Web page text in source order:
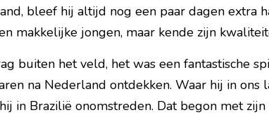
bleef hij altijd nog een paar dagen extra
makkelijke jongen, maar kende zijn
buiten het veld, het was een fantastische
na Nederland ontdekken. Waar hij in ons
in Brazilië onomstreden. Dat begon met